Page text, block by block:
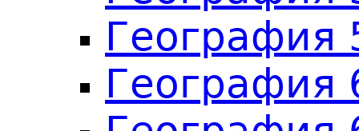
География
География